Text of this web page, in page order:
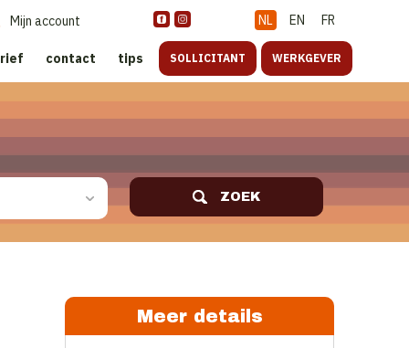
NL EN FR
Mijn account
contact tips SOLLICITANT WERKGEVER
ZOEK
Meer details